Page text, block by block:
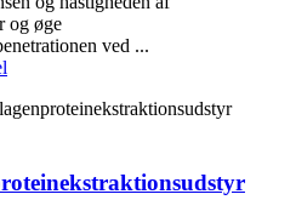
og øge
ved ...